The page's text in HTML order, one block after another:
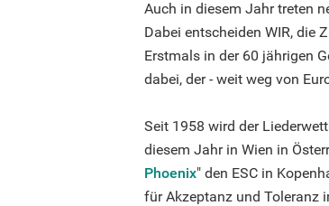
Auch in diesem Jahr treten
Dabei entscheiden WIR, die
Erstmals in der 60 jährigen
dabei, der - weit weg von
Seit 1958 wird der
diesem Jahr in Wien in
Phoenix" den ESC in
für Akzeptanz und Toleranz